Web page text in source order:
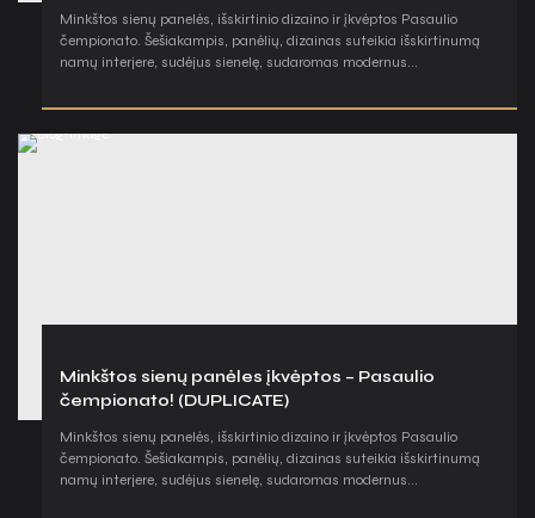
Minkštos sienų panelės, išskirtinio dizaino ir įkvėptos Pasaulio
čempionato. Šešiakampis, panėlių, dizainas suteikia išskirtinumą
namų interjere, sudėjus sienelę, sudaromas modernus...
Minkštos sienų panėles įkvėptos – Pasaulio
čempionato! (DUPLICATE)
Minkštos sienų panelės, išskirtinio dizaino ir įkvėptos Pasaulio
čempionato. Šešiakampis, panėlių, dizainas suteikia išskirtinumą
namų interjere, sudėjus sienelę, sudaromas modernus...